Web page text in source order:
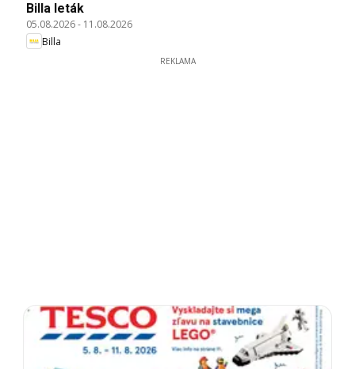
Billa leták
05.08.2026- 11.08.2026
Billa
REKLAMA